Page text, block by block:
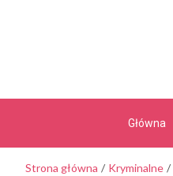
Główna
Strona główna Kryminalne